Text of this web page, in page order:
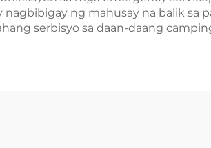
nagbibigay ng mahusay na balik sa
serbisyo sa daan-daang